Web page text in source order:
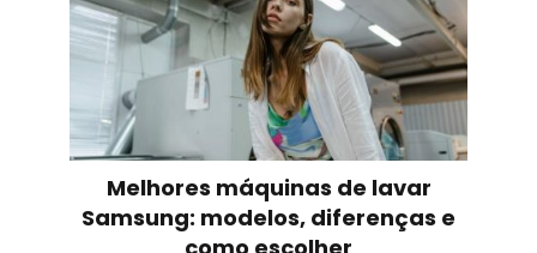
Melhores máquinas de lavar
Samsung: modelos, diferenças e